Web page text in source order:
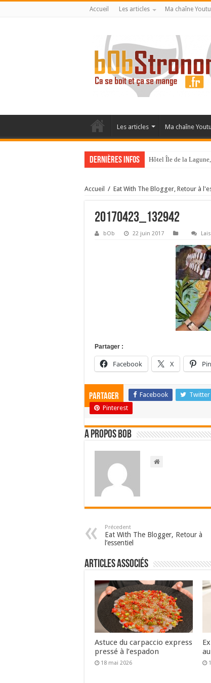
Accueil Les articles Ma chaîne
Les articles Ma chaîne
Dernières infos Hôtel Île de la
La Villa Duflot, pépite
Accueil / Eat With The Blogger, Retour à
20170423_132942
bOb 22 juin 2017
Partager :
Facebook X
Partager Facebook Twitter
Pinterest
A propos bOb
Précedent
Eat With The Blogger, Retour à
l’essentiel
Articles associés
Astuce du carpaccio express
pressé à l’espadon
18 mai 2026